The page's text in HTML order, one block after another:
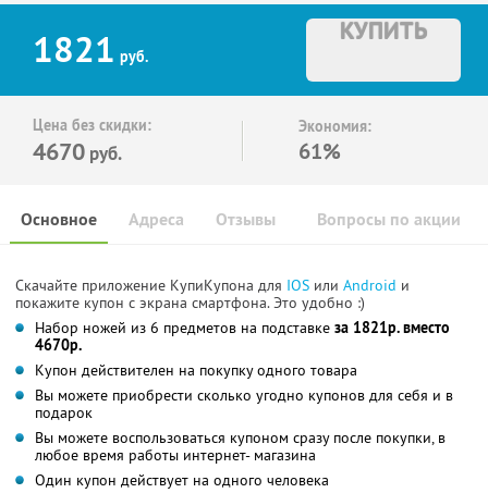
1821 руб.
КУПИТЬ
Цена без скидки:
4670 руб.
Экономия:
61%
Основное Отзывы Вопросы по акции
Адреса
Скачайте приложение КупиКупона для IOS или Android и
покажите купон с экрана смартфона. Это удобно :)
Набор ножей из 6 предметов на подставке за 1821р. вместо
4670р.
Купон действителен на покупку одного товара
Вы можете приобрести сколько угодно купонов для себя и в
подарок
Вы можете воспользоваться купоном сразу после покупки, в
любое время работы интернет- магазина
Один купон действует на одного человека